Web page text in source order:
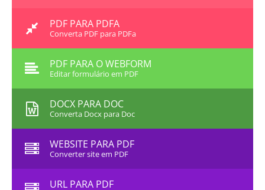
PDF PARA PDFA
Converta PDF para PDFa
PDF PARA O WEBFORM
Editar formulário em PDF
DOCX PARA DOC
Converta Docx para Doc
WEBSITE PARA PDF
Converter site em PDF
URL PARA PDF